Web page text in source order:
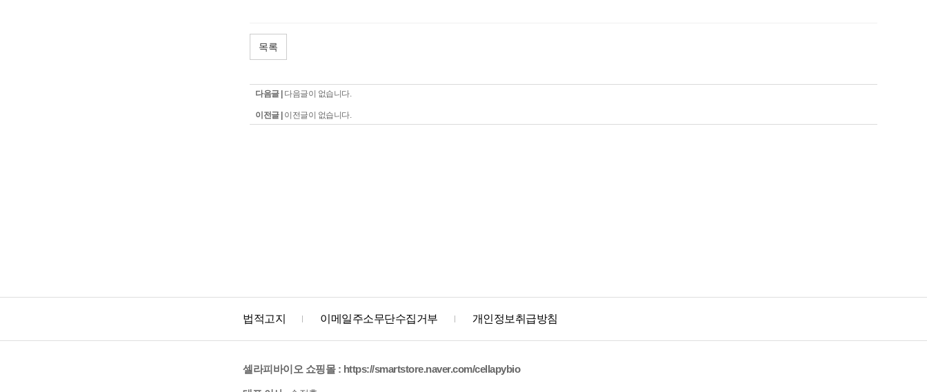
목록
다음글 | 다음글이 없습니다.
이전글 | 이전글이 없습니다.
법적고지 이메일주소무단수집거부 개인정보취급방침
셀라피바이오 쇼핑몰 : https://smartstore.naver.com/cellapybio